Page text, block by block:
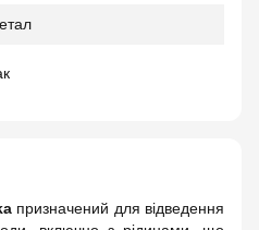
призначений для відведення